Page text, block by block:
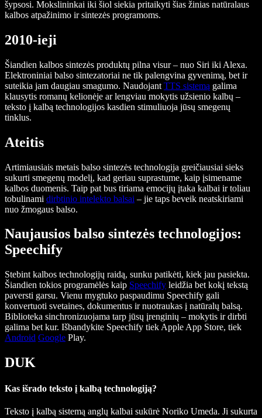
šypsosi. Mokslininkai iki šiol siekia pritaikyti šias žinias natūralaus
kalbos atpažinimo ir sintezės programoms.
2010-ieji
Šiandien kalbos sintezės produktų pilna visur – nuo Siri iki Alexa.
Elektroniniai balso sintezatoriai ne tik palengvina gyvenimą, bet ir
suteikia jam daugiau smagumo. Naudojant TTS sistemą galima
klausytis romanų kelionėje ar lengviau mokytis užsienio kalbų –
teksto į kalbą technologijos kasdien stimuliuoja jūsų smegenų
tinklus.
Ateitis
Artimiausiais metais balso sintezės technologija greičiausiai sieks
sukurti smegenų modelį, kad geriau suprastume, kaip įsimename
kalbos duomenis. Taip pat bus tiriama emocijų įtaka kalbai ir toliau
tobulinami dirbtinio intelekto balsai – jie taps beveik neatskiriami
nuo žmogaus balso.
Naujausios balso sintezės technologijos:
Speechify
Stebint kalbos technologijų raidą, sunku patikėti, kiek jau pasiekta.
Šiandien tokios programėlės kaip Speechify leidžia bet kokį tekstą
paversti garsu. Vienu mygtuko paspaudimu Speechify gali
konvertuoti svetaines, dokumentus ir nuotraukas į natūralų balsą.
Biblioteka sinchronizuojama tarp jūsų įrenginių – mokytis ir dirbti
galima bet kur. Išbandykite Speechify tiek Apple App Store, tiek
Android Google Play.
DUK
Kas išrado teksto į kalbą technologiją?
Teksto į kalbą sistemą anglų kalbai sukūrė Noriko Umeda. Ji sukurta